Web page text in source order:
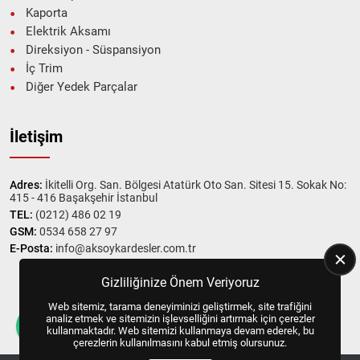
Kaporta
Elektrik Aksamı
Direksiyon - Süspansiyon
İç Trim
Diğer Yedek Parçalar
İletişim
Adres: İkitelli Org. San. Bölgesi Atatürk Oto San. Sitesi 15. Sokak No:
415 - 416 Başakşehir İstanbul
TEL: (0212) 486 02 19
GSM: 0534 658 27 97
E-Posta: info@aksoykardesler.com.tr
Copyright © 2025, All Right ReservedUS YAZILIM
Gizliliğinize Önem Veriyoruz
Web sitemiz, tarama deneyiminizi geliştirmek, site trafiğini
analiz etmek ve sitemizin işlevselliğini artırmak için çerezler
kullanmaktadır. Web sitemizi kullanmaya devam ederek, bu
çerezlerin kullanılmasını kabul etmiş olursunuz.